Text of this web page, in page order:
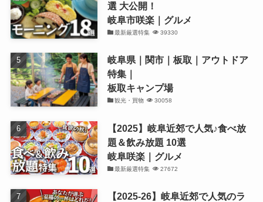
選 大公開！
岐阜市咲楽｜グルメ
最新厳選特集 39330
岐阜県｜関市｜板取｜アウトドア
特集｜
板取キャンプ場
観光・買物 30058
【2025】岐阜近郊で人気♪食べ放
題＆飲み放題 10選
岐阜咲楽｜グルメ
最新厳選特集 27672
【2025-26】岐阜近郊で人気のラ